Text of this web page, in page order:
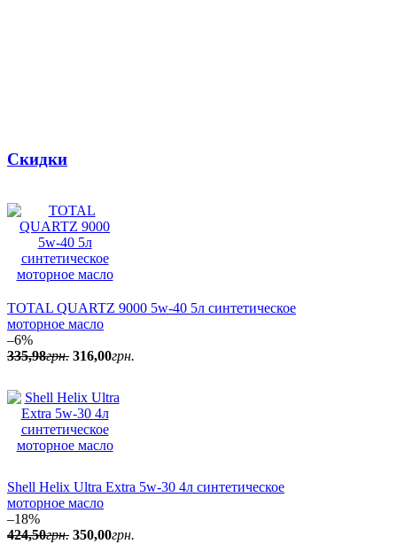
Скидки
TOTAL QUARTZ 9000 5w-40 5л синтетическое
моторное масло
–6%
335,98грн. 316,00грн.
Shell Helix Ultra Extra 5w-30 4л синтетическое
моторное масло
–18%
424,50грн. 350,00грн.